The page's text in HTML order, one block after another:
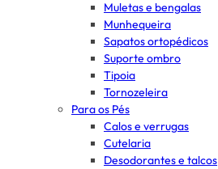
Muletas e bengalas
Munhequeira
Sapatos ortopédicos
Suporte ombro
Tipoia
Tornozeleira
Para os Pés
Calos e verrugas
Cutelaria
Desodorantes e talcos